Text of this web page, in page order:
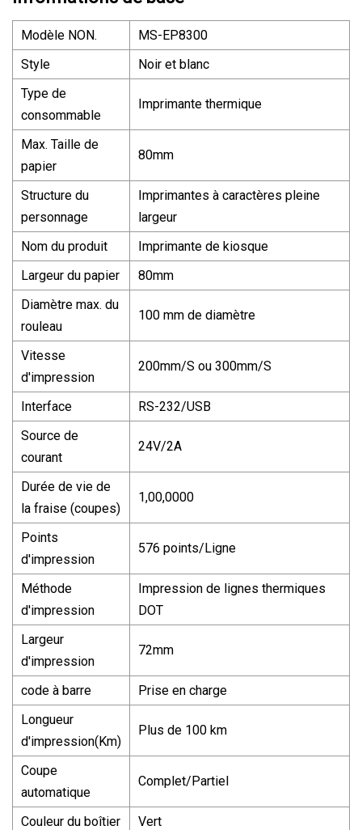
Modèle NON.
MS-EP8300
Style
Noir et blanc
Type de
consommable
Imprimante thermique
Max. Taille de
papier
80mm
Structure du
personnage
Imprimantes à caractères pleine
largeur
Nom du produit
Imprimante de kiosque
Largeur du papier
80mm
Diamètre max. du
rouleau
100 mm de diamètre
Vitesse
d'impression
200mm/S ou 300mm/S
Interface
RS-232/USB
Source de
courant
24V/2A
Durée de vie de
la fraise (coupes)
1,00,0000
Points
d'impression
576 points/Ligne
Méthode
d'impression
Impression de lignes thermiques
DOT
Largeur
d'impression
72mm
code à barre
Prise en charge
Longueur
d'impression(Km)
Plus de 100 km
Coupe
automatique
Complet/Partiel
Couleur du boîtier
Vert